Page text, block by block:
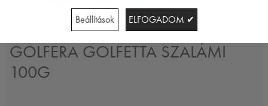
GOLFERA GOLFETTA SZALÁMI
100G
Beállítások ELFOGADOM ✔